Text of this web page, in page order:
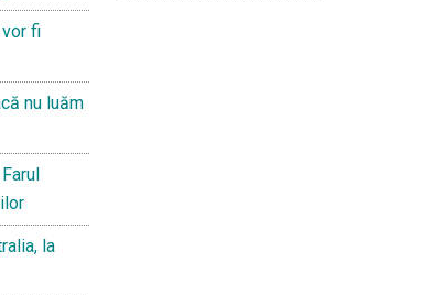
fi
nu luăm
la